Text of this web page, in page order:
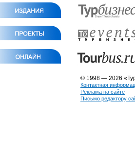
© 1998 — 2026
Контактная
Реклама на сайте
Письмо редактору